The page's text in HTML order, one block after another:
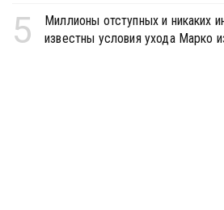
5
Миллионы отступных и никаких
известны условия ухода Марко